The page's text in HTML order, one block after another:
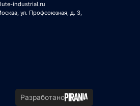
industrial.ru
ул. Профсоюзная, д. 3,
Разработано